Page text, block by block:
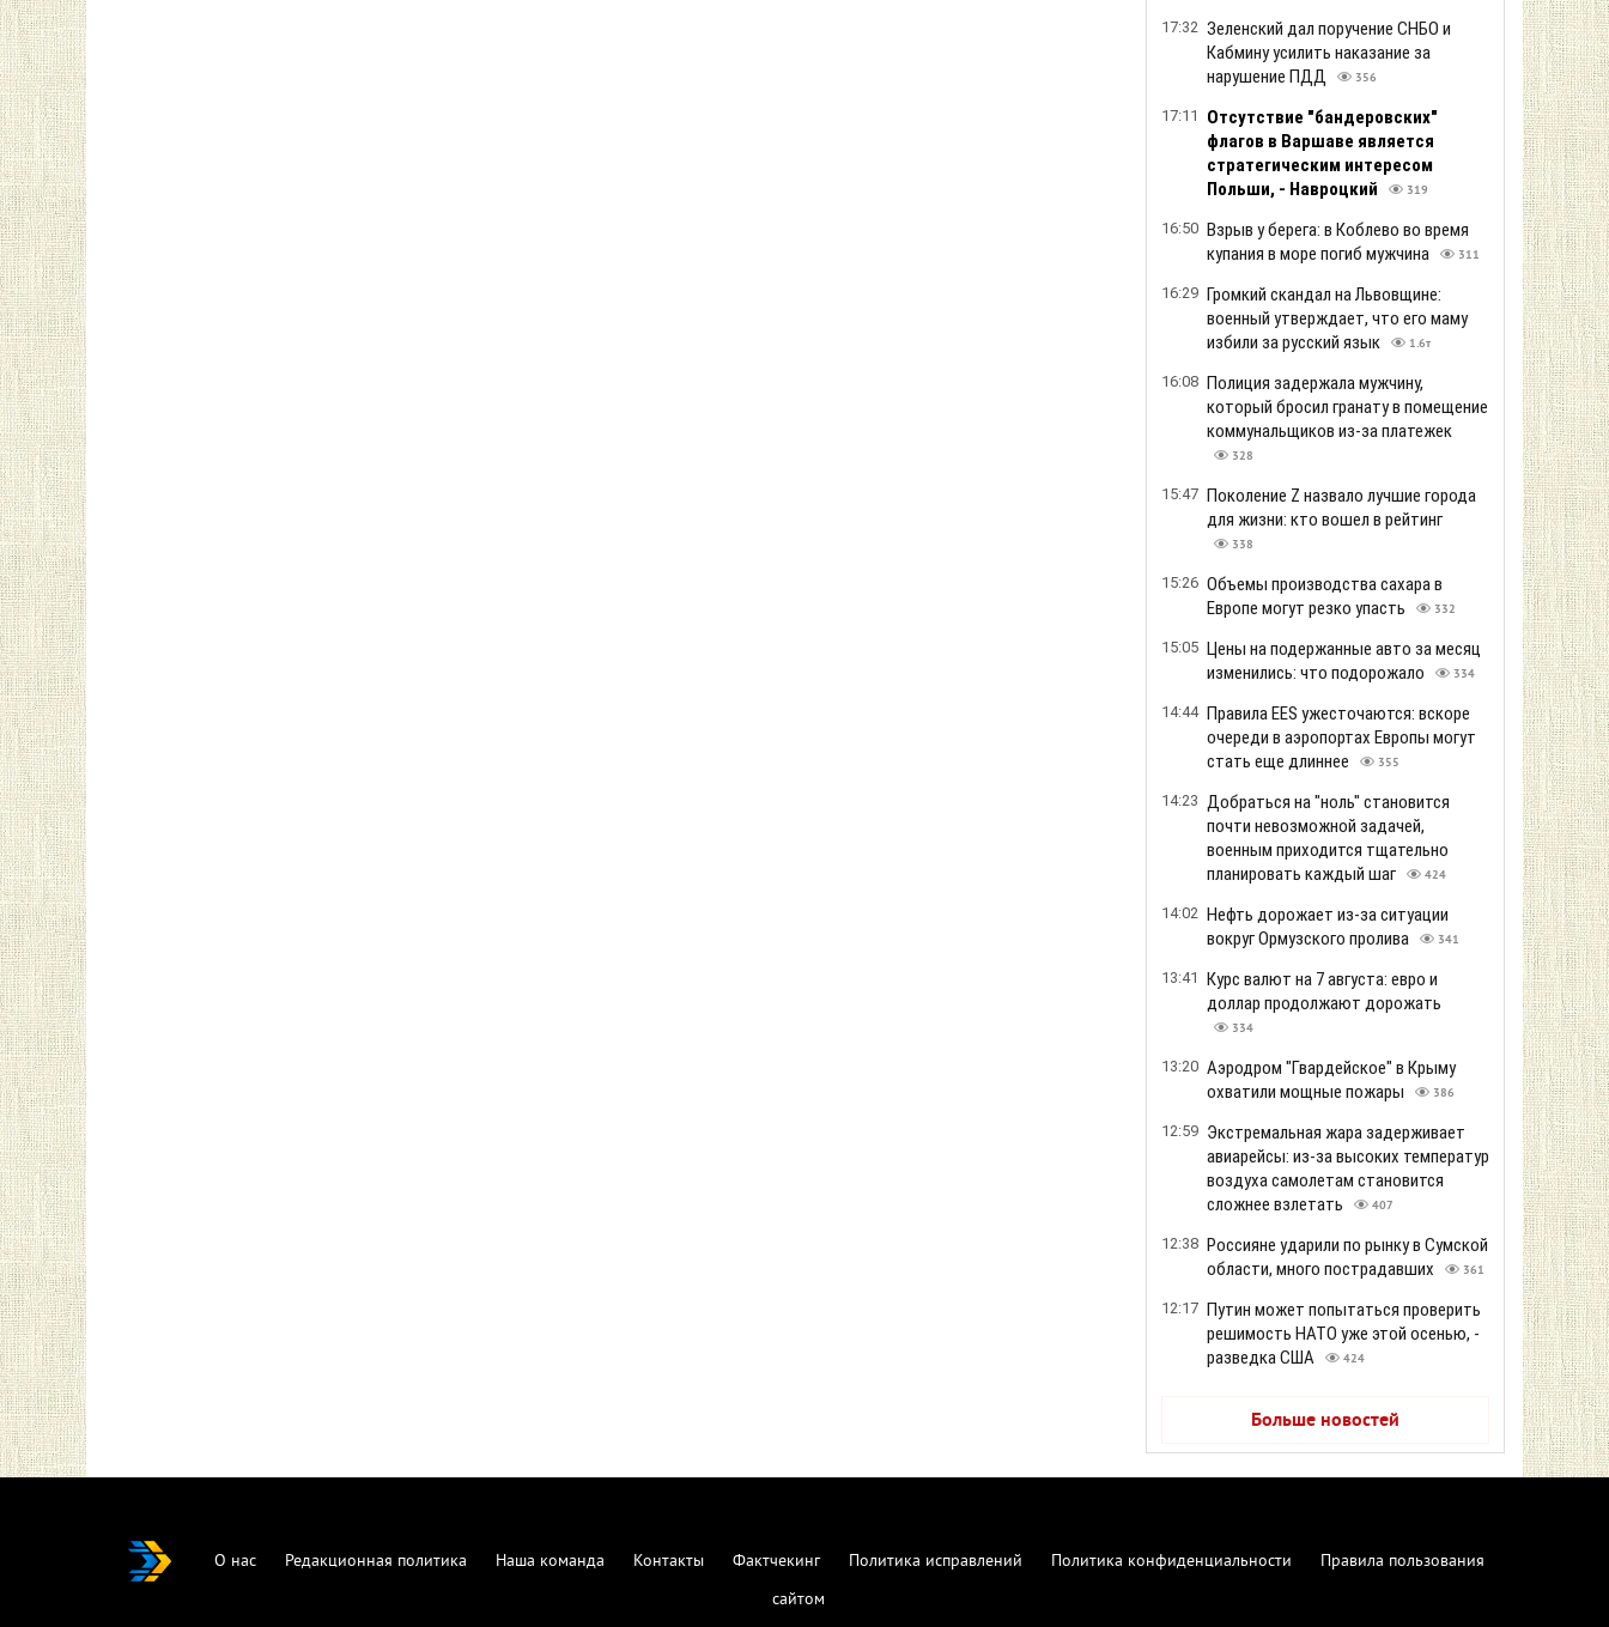
17:32 Зеленский дал поручение СНБО и
Кабмину усилить наказание за
нарушение ПДД
356
17:11
Отсутствие "бандеровских"
флагов в Варшаве является
стратегическим интересом
Польши, - Навроцкий
319
16:50 Взрыв у берега: в Коблево во время
купания в море погиб мужчина
311
16:29 Громкий скандал на Львовщине:
военный утверждает, что его маму
избили за русский язык
1.6т
16:08 Полиция задержала мужчину,
который бросил гранату в помещение
коммунальщиков из-за платежек
328
15:47 Поколение Z назвало лучшие города
для жизни: кто вошел в рейтинг
338
15:26 Объемы производства сахара в
Европе могут резко упасть
332
15:05 Цены на подержанные авто за месяц
изменились: что подорожало
334
14:44 Правила EES ужесточаются: вскоре
очереди в аэропортах Европы могут
стать еще длиннее
355
14:23 Добраться на "ноль" становится
почти невозможной задачей,
военным приходится тщательно
планировать каждый шаг
424
14:02 Нефть дорожает из-за ситуации
вокруг Ормузского пролива
341
13:41 Курс валют на 7 августа: евро и
доллар продолжают дорожать
334
13:20 Аэродром "Гвардейское" в Крыму
охватили мощные пожары
386
12:59 Экстремальная жара задерживает
авиарейсы: из-за высоких температур
воздуха самолетам становится
сложнее взлетать
407
12:38 Россияне ударили по рынку в Сумской
области, много пострадавших
361
12:17 Путин может попытаться проверить
решимость НАТО уже этой осенью, -
разведка США
424
Больше новостей
О нас Редакционная политика Наша команда Контакты Фактчекинг Политика исправлений Политика конфиденциальности
Правила пользования
сайтом